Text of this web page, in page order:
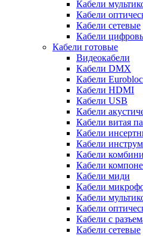
Кабели
Кабели
Кабели сетевые
Кабели
Кабели готовые
Видеокабели
Кабели DMX
Кабели
Кабели HDMI
Кабели USB
Кабели
Кабели витая
Кабели
Кабели
Кабели
Кабели
Кабели миди
Кабели
Кабели
Кабели
Кабели с
Кабели сетевые